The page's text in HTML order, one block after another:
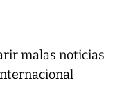
malas noticias